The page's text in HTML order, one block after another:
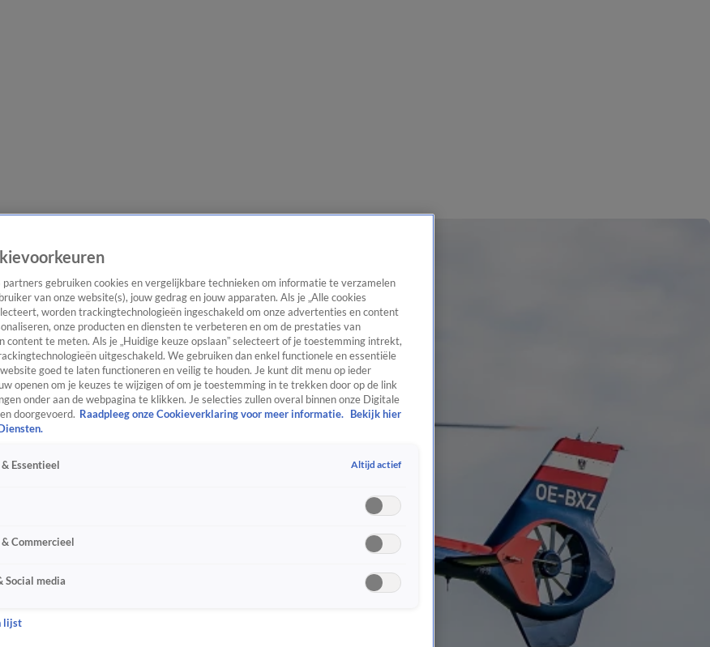
partners gebruiken cookies en vergelijkbare technieken om informatie te verzamelen
van onze website(s), jouw gedrag en jouw apparaten. Als je „Alle cookies
worden trackingtechnologieën ingeschakeld om onze advertenties en content
onze producten en diensten te verbeteren en om de prestaties van
content te meten. Als je „Huidige keuze opslaan” selecteert of je toestemming intrekt,
uitgeschakeld. We gebruiken dan enkel functionele en essentiële
goed te laten functioneren en veilig te houden. Je kunt dit menu op ieder
openen om je keuzes te wijzigen of om je toestemming in te trekken door op de link
onder aan de webpagina te klikken. Je selecties zullen overal binnen onze Digitale
doorgevoerd. Raadpleeg onze Cookieverklaring voor meer informatie.
Bekijk hier
Essentieel Altijd actief
Commercieel
Social media
lijst